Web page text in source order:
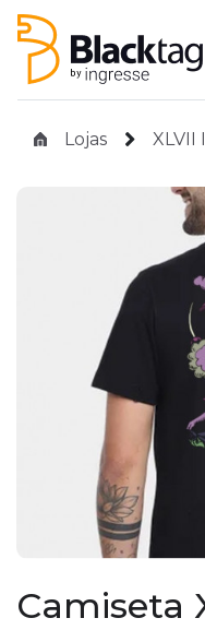
Lojas XLVII
Camiseta